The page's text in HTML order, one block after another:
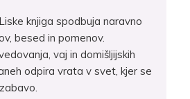
knjiga spodbuja naravno
besed in pomenov.
vaj in domišljijskih
odpira vrata v svet, kjer se